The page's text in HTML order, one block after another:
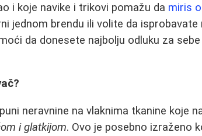
i koje navike i trikovi pomažu da miris
jednom brendu ili volite da isprobavate
da donesete najbolju odluku za
neravnine na vlaknima tkanine koje
i glatkijom. Ovo je posebno izraženo